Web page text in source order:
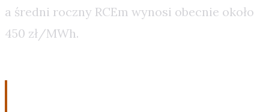
a średni roczny RCEm wynosi obecnie około
450 zł/MWh.